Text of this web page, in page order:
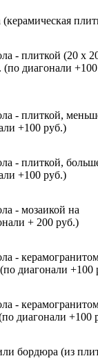
- плиткой (20 х
(по диагонали +100
- плиткой,
+100 руб.)
- плиткой,
+100 руб.)
- мозаикой на
+ 200 руб.)
-
диагонали +100
-
диагонали +100
бордюра (из